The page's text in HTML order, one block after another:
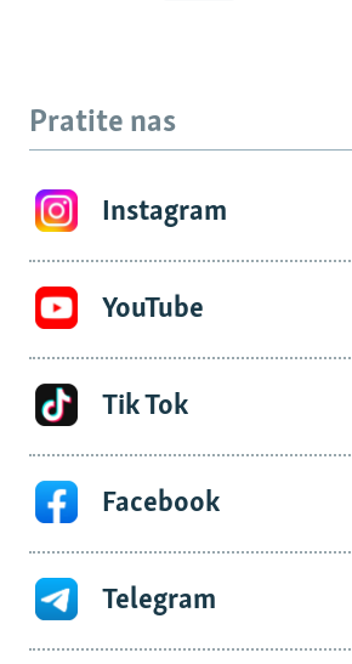
Pratite nas
Instagram
YouTube
Tik Tok
Facebook
Telegram